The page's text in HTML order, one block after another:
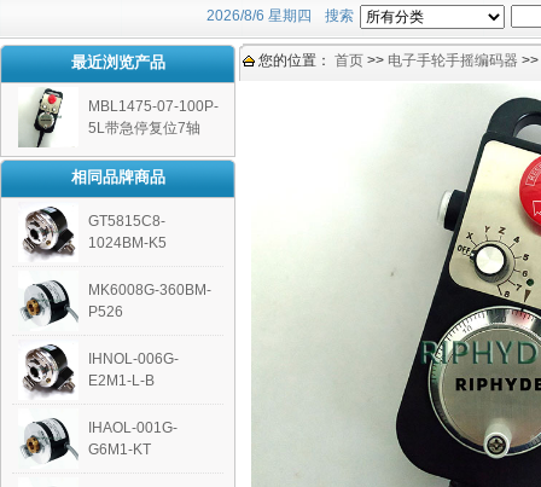
2026/8/6 星期四 搜索
最近浏览产品
MBL1475-07-100P-
5L带急停复位7轴
相同品牌商品
GT5815C8-
1024BM-K5
MK6008G-360BM-
P526
IHNOL-006G-
E2M1-L-B
IHAOL-001G-
G6M1-KT
您的位置： 首页 >> 电子手轮手摇编码器 >>